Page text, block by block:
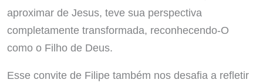
aproximar de Jesus, teve sua perspectiva
completamente transformada, reconhecendo-O
como o Filho de Deus.
Esse convite de Filipe também nos desafia a refletir